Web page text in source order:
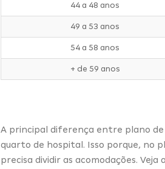
44 a 48 anos
49 a 53 anos
54 a 58 anos
+ de 59 anos
A principal diferença entre plano
quarto de hospital . Isso porque, no
precisa dividir as acomodações. Veja